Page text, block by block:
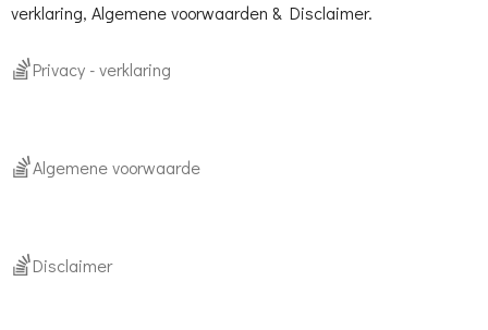
verklaring, Algemene voorwaarden & Disclaimer.
Privacy - verklaring
Algemene voorwaarde
Disclaimer